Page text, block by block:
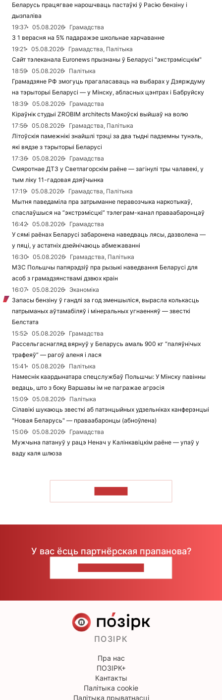
Беларусь працягвае нарошчваць пастаўкі ў Расію бензіну і
дызпаліва
19:37
05.08.2026
Грамадства
З 1 верасня на 5% падаражэе школьнае харчаванне
19:21
05.08.2026
Грамадства, Палітыка
Сайт тэлеканала Euronews прызнаны ў Беларусі "экстрэмісцкім"
18:59
05.08.2026
Палітыка
Грамадзяне РФ змогуць прагаласаваць на выбарах у Дзярждуму
на тэрыторыі Беларусі — у Мінску, абласных цэнтрах і Бабруйску
18:39
05.08.2026
Грамадства
Кіраўнік студыі ZROBIM architects Макоўскі выйшаў на волю
17:56
05.08.2026
Грамадства, Палітыка
Літоўскія памежнікі знайшлі трэці за два тыдні падземны тунэль,
які вядзе з тэрыторыі Беларусі
17:36
05.08.2026
Грамадства
Смяротнае ДТЗ у Светлагорскім раёне — загінулі тры чалавекі, у
тым ліку 11-гадовая дзяўчынка
17:19
05.08.2026
Грамадства, Палітыка
Мытня паведаміла пра затрыманне перавозчыка наркотыкаў,
спаслаўшыся на “экстрэмісцкі” тэлеграм-канал праваабаронцаў
16:42
05.08.2026
Грамадства
У сямі раёнах Беларусі забаронена наведваць лясы, дазволена —
у пяці, у астатніх дзейнічаюць абмежаванні
16:30
05.08.2026
Грамадства, Палітыка
МЗС Польшчы папярэдзіў пра рызыкі наведвання Беларусі для
асоб з грамадзянствамі дзвюх краін
16:07
05.08.2026
Эканоміка
Запасы бензіну ў гандлі за год зменшыліся, вырасла колькасць
патрыманых аўтамабіляў і мінеральных угнаенняў — звесткі
Белстата
15:52
05.08.2026
Грамадства
Рассельгаснагляд вярнуў у Беларусь амаль 900 кг “паляўнічых
трафеяў” — рагоў аленя і лася
15:41
05.08.2026
Палітыка
Намеснік каардынатара спецслужбаў Польшчы: У Мінску павінны
ведаць, што з боку Варшавы ім не пагражае агрэсія
15:09
05.08.2026
Палітыка
Сілавікі шукаюць звесткі аб патэнцыйных удзельніках канферэнцыі
"Новая Беларусь" — праваабаронцы (абноўлена)
15:06
05.08.2026
Грамадства
Мужчына патануў у рацэ Ненач у Калінкавіцкім раёне — упаў у
ваду каля шлюза
У вас ёсць партнёрская прапанова?
ПОЗІРК
Пра нас
ПОЗІРК+
Кантакты
Палітыка cookie
Палітыка прыватнасці